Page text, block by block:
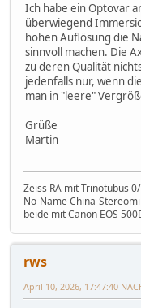
Ich habe ein Optovar
überwiegend
hohen Auflösung die
sinnvoll machen. Die
zu deren Qualität
jedenfalls nur, wenn
man in "leere"
Grüße
Martin
Zeiss RA mit Trinotubus
No-Name China-
beide mit Canon EOS
rws
April 10, 2026, 17:47:40